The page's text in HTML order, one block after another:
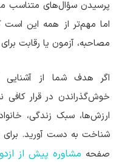
پرسیدن سؤال‌های متناسب
اما مهم‌تر از همه این است
مصاحبه، آزمون یا رقابت
اگر هدف شما از آشنایی
خوش‌گذراندن در قرار کافی
ارزش‌ها، سبک زندگی،
شناخت به دست آورید.
صفحه مشاوره پیش از